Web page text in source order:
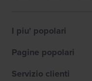
I piu' popolari
Pagine popolari
Servizio clienti